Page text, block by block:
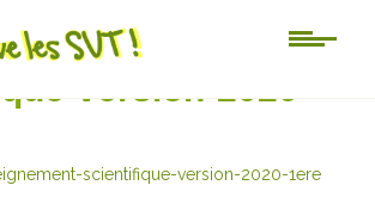
Enseignement-
version-2020-
scientifique-version-2020-1ere